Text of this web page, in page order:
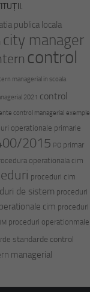
publica locala
city manager
control
managerial in scoala
2021 control
control managerial exemple
operationale primarie
2015 PO primar
operationala cim
proceduri cim
de sistem proceduri
cim proceduri
proceduri operationmale
standarde control
managerial